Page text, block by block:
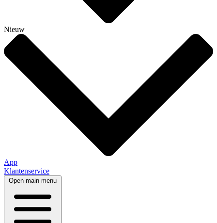
Nieuw
App
Klantenservice
Open main menu